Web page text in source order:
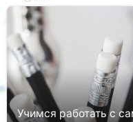
Учимся работать с